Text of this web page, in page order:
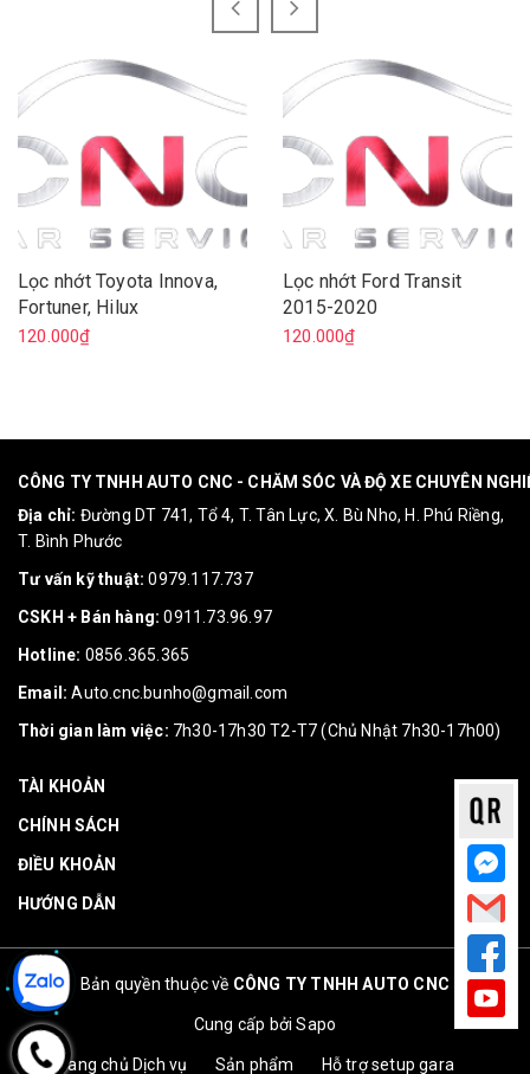
Lọc nhớt Toyota Innova,
Fortuner, Hilux
120.000₫
Lọc nhớt Ford Transit
2015-2020
120.000₫
CÔNG TY TNHH AUTO CNC - CHĂM SÓC VÀ ĐỘ XE CHUYÊN
Địa chỉ: Đường DT 741, Tổ 4, T. Tân Lực, X. Bù Nho, H. Phú Riềng,
T. Bình Phước
Tư vấn kỹ thuật: 0979.117.737
CSKH + Bán hàng: 0911.73.96.97
Hotline: 0856.365.365
Email: Auto.cnc.bunho@gmail.com
Thời gian làm việc: 7h30-17h30 T2-T7 (Chủ Nhật 7h30-17h00)
TÀI KHOẢN
CHÍNH SÁCH
ĐIỀU KHOẢN
HƯỚNG DẪN
Bản quyền thuộc về CÔNG TY TNHH AUTO CNC
Cung cấp bởiSapo
Trang chủ Dịch vụ Sản phẩm Hỗ trợ setup gara